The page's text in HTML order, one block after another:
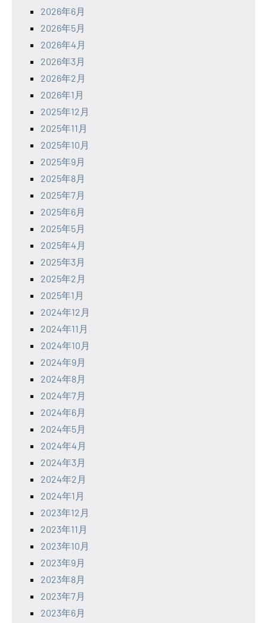
2026年6月
2026年5月
2026年4月
2026年3月
2026年2月
2026年1月
2025年12月
2025年11月
2025年10月
2025年9月
2025年8月
2025年7月
2025年6月
2025年5月
2025年4月
2025年3月
2025年2月
2025年1月
2024年12月
2024年11月
2024年10月
2024年9月
2024年8月
2024年7月
2024年6月
2024年5月
2024年4月
2024年3月
2024年2月
2024年1月
2023年12月
2023年11月
2023年10月
2023年9月
2023年8月
2023年7月
2023年6月